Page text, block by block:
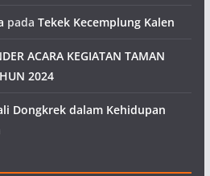
pada Tekek Kecemplung Kalen
ACARA KEGIATAN TAMAN
2024
Dongkrek dalam Kehidupan